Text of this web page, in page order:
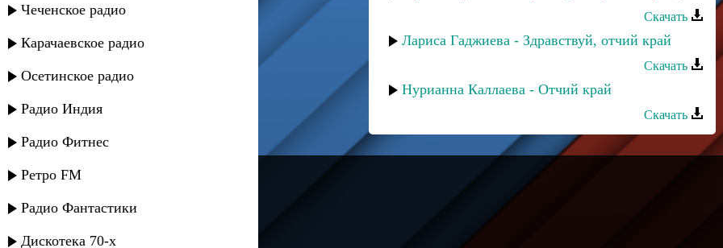
Чеченское радио
Карачаевское радио
Осетинское радио
Радио Индия
Радио Фитнес
Ретро FM
Радио Фантастики
Дискотека 70-х
Скачать
Лариса Гаджиева - Здравствуй, отчий край
Скачать
Нурианна Каллаева - Отчий край
Скачать
---
Русское радио